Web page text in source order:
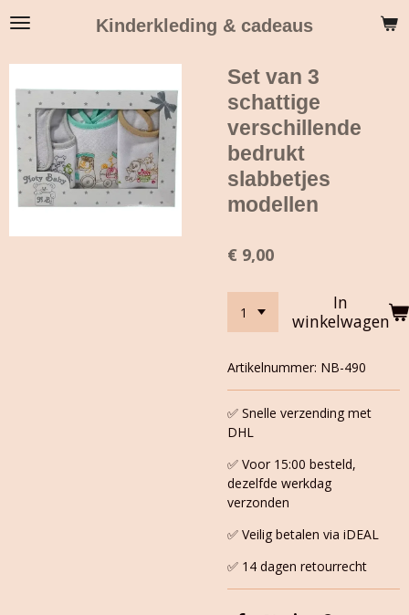
Ga
hoofdinhoud
Kinderkleding & cadeaus
Set van 3
schattige
verschillende
bedrukt
slabbetjes
modellen
€ 9,00
In
winkelwagen
Artikelnummer: NB-490
✅ Snelle verzending met
DHL
✅ Voor 15:00 besteld,
dezelfde werkdag
verzonden
✅ Veilig betalen via iDEAL
✅ 14 dagen retourrecht